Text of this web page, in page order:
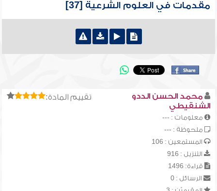
مقدمات في العلوم الشرعية [37]
تقييم المادة:
محمد الحسن الددو
الشنقيطي
معلومات : ---
ملحوظة : ---
المستمعين : 106
التنزيل : 916
قراءة: 1496
الرسائل : 0